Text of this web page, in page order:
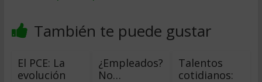
También te puede gustar
El PCE: La
evolución
¿Empleados?
No…
Talentos
cotidianos: